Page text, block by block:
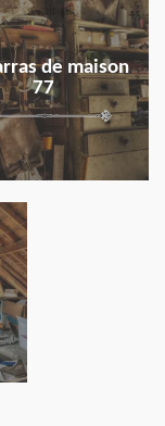
de maison
77
en savoir plus